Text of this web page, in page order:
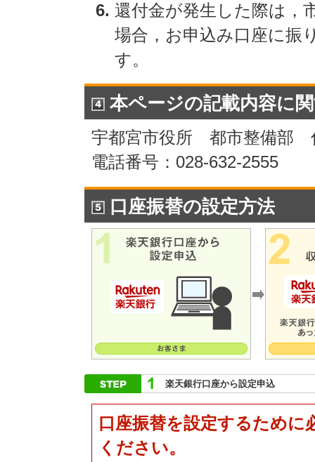
還付金が発生した際は，
場合，お申込み口座に振
す。
本ページの記載内容に
宇都宮市役所 都市整備部
電話番号：028-632-2555
口座振替の設定方法
楽天銀行口座から設定申込
口座振替を設定するために
ください。